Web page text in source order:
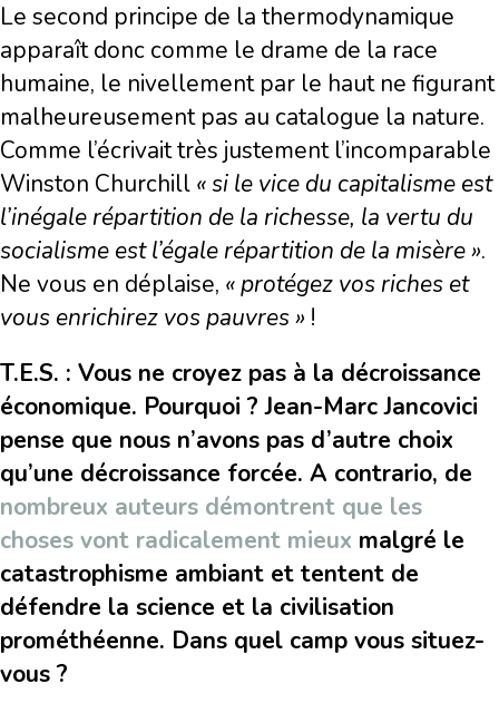
Le second principe de la thermodynamique
apparaît donc comme le drame de la race
humaine, le nivellement par le haut ne figurant
malheureusement pas au catalogue la nature.
Comme l’écrivait très justement l’incomparable
Winston Churchill « si le vice du capitalisme est
l’inégale répartition de la richesse, la vertu du
socialisme est l’égale répartition de la misère ».
Ne vous en déplaise, « protégez vos riches et
vous enrichirez vos pauvres » !
T.E.S. : Vous ne croyez pas à la décroissance
économique. Pourquoi ? Jean-Marc Jancovici
pense que nous n’avons pas d’autre choix
qu’une décroissance forcée. A contrario, de
nombreux auteurs démontrent que les
choses vont radicalement mieux malgré le
catastrophisme ambiant et tentent de
défendre la science et la civilisation
prométhéenne. Dans quel camp vous situez-
vous ?